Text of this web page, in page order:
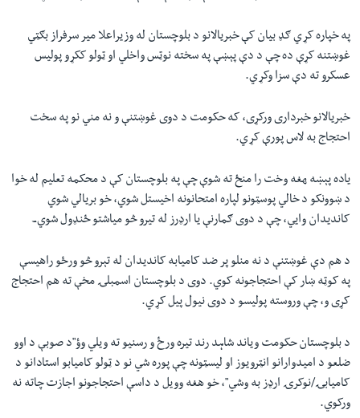
په خپارہ کړ‎ي ګډ بیان کې خبریالانو د بلوچستان له وزیراعلا میر سرفراز بګټي
غوښتنه کړې ده چې د دې پېښې په سخته نوټس واخلي او ټولو ککړ‎و پولیس
عسکرو ته دې سزا وکړ‎ي.
خبریالانو خبرداری ورکړی، که حکومت د دوی غوښتنې و نه مني نو په سخت
احتجاج به لاس پورې کړ‎ي.
یادہ پېښه ھغه وخت را منځ ته شوې چې په بلوچستان کې د محکمه تعلیم له خوا
د ښوونکو د خالي پوسټونو لپاره امتحانونه اخیستل شوي، خو بریالي شوي
کاندیدان وایي، چې د دوی ګمارنې یا ارډرز له تیرو څو میاشتو ځنډول شوي۔
د هم دې غوښتنې د نه منلو پر ضد کامیابه کاندیدان له تېرو څو ورځو راهیسې
په کوټه ښار کې احتجاجونه کوي. دوی د بلوچستان اسمبلۍ مخې ته هم احتجاج
کړی و، چې وروسته پولیسو د دوی نیول پیل کړ‎ي.
د بلوچستان حکومت ویاند شاہد رند تیرہ ورځ و رسنیو ته ویلي وؤ"د صوبې د اوو
ضلعو د امیدوارانو انټرویوز او لیسټونه چې پورہ شي نو د ټولو کامیابو استادانو د
کامیابۍ/نوکرۍ ارډز به وشي"، خو هغه وویل د داسې احتجاجونو اجازت چاته نه
ورکوي.